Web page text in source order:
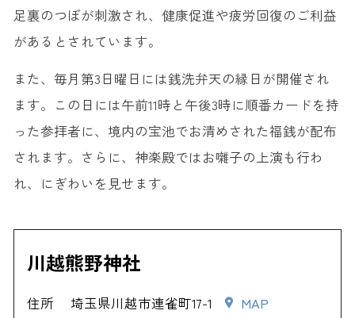
足裏のつぼが刺激され、健康促進や疲労回復のご利益
があるとされています。
また、毎月第3日曜日には銭洗弁天の縁日が開催され
ます。この日には午前11時と午後3時に順番カードを持
った参拝者に、境内の宝池でお清めされた福銭が配布
されます。さらに、神楽殿ではお囃子の上演も行わ
れ、にぎわいを見せます。
川越熊野神社
住所 埼玉県川越市連雀町17-1
MAP